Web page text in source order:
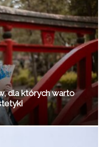
dla których warto